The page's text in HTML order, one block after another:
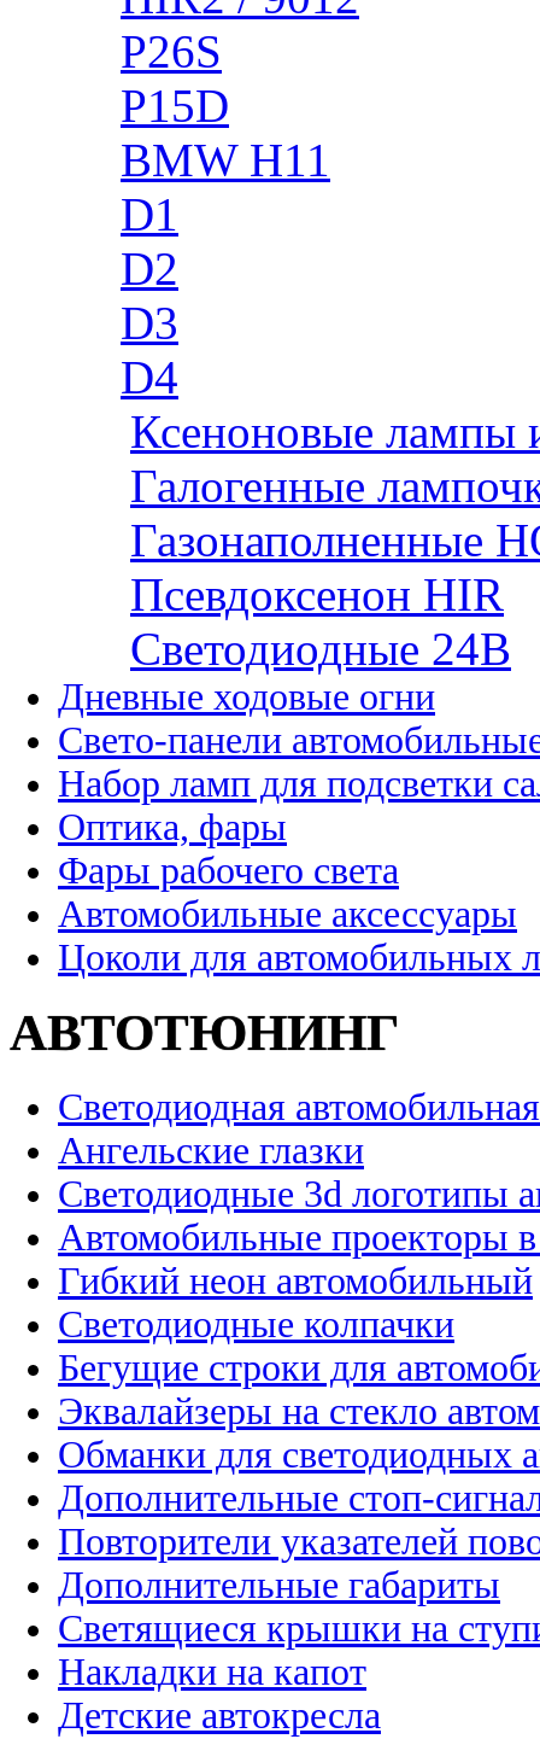
P26S
P15D
BMW H11
D1
D2
D3
D4
Ксеноновые лампы
Галогенные
Газонаполненные
Псевдоксенон HIR
Cветодиодные 24B
Дневные ходовые огни
Свето-панели
Набор ламп для подсветки
Оптика, фары
Фары рабочего света
Автомобильные аксессуары
Цоколи для автомобильных
АВТОТЮНИНГ
Светодиодная
Ангельские глазки
Светодиодные 3d логотипы
Автомобильные проекторы
Гибкий неон автомобильный
Светодиодные колпачки
Бегущие строки для
Эквалайзеры на стекло
Обманки для светодиодных
Дополнительные стоп-
Повторители указателей
Дополнительные габариты
Светящиеся крышки на
Накладки на капот
Детские автокресла